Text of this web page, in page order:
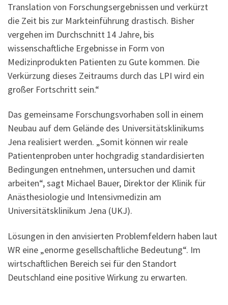
Translation von Forschungsergebnissen und verkürzt
die Zeit bis zur Markteinführung drastisch. Bisher
vergehen im Durchschnitt 14 Jahre, bis
wissenschaftliche Ergebnisse in Form von
Medizinprodukten Patienten zu Gute kommen. Die
Verkürzung dieses Zeitraums durch das LPI wird ein
großer Fortschritt sein.“
Das gemeinsame Forschungsvorhaben soll in einem
Neubau auf dem Gelände des Universitätsklinikums
Jena realisiert werden. „Somit können wir reale
Patientenproben unter hochgradig standardisierten
Bedingungen entnehmen, untersuchen und damit
arbeiten“, sagt Michael Bauer, Direktor der Klinik für
Anästhesiologie und Intensivmedizin am
Universitätsklinikum Jena (UKJ).
Lösungen in den anvisierten Problemfeldern haben laut
WR eine „enorme gesellschaftliche Bedeutung“. Im
wirtschaftlichen Bereich sei für den Standort
Deutschland eine positive Wirkung zu erwarten.